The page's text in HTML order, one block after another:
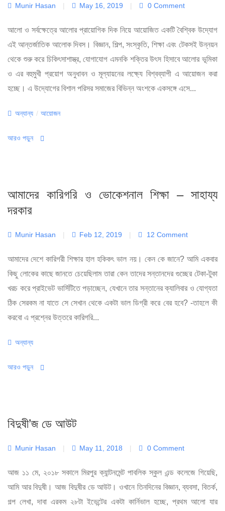
Munir Hasan | May 16, 2019 | 0 Comment
আলো ও সর্বক্ষেত্রে আলোর প্রায়োগিক দিক নিয়ে আয়োজিত একটি বৈশ্বিক উদ্যোগ
এই আন্তর্জাতিক আলোক দিবস। বিজ্ঞান, শিল্প, সংস্কৃতি, শিক্ষা এবং টেকসই উন্নয়ন
থেকে শুরু করে চিকিৎসাশাস্ত্র, যোগাযোগ এমনকি শক্তির উৎস হিসাবে আলোর ভূমিকা
ও এর বহুমুখী প্রয়োগ অনুধাবন ও মূল্যায়নের লক্ষ্যে বিশ্বব্যাপী এ আয়োজন করা
হচ্ছে। এ উদ্যোগের বিশাল পরিসর সমাজের বিভিন্ন অংশকে একসঙ্গে এসে...
Categories
অন্যান্য / আয়োজন
আরও পড়ুন
আমাদের কারিগরি ও ভোকেশনাল শিক্ষা – সাহায্য
দরকার
Munir Hasan | Feb 12, 2019 | 12 Comment
আমাদের দেশে কারিগরী শিক্ষার হাল হকিকৎ ভাল নয়। কেন কে জানে? আমি একবার
কিছু লোকের কাছে জানতে চেয়েছিলাম তারা কেন তাদের সন্তানদের গুচ্ছের টেকা-টুকা
খরচ করে প্রাইভেট ভার্সিটিতে পড়াচ্ছেন, যেখানে তার সন্তানের ক্যালিবার ও যোগ্যতা
ঠিক সেরকম না যাতে সে সেখান থেকে একটা ভাল ডিগ্রী করে বের হবে? -তাহলে কী
করবো এ প্রশ্নের উত্তরে কারিগরি...
Categories
অন্যান্য
আরও পড়ুন
বিদুষী’জ ডে আউট
Munir Hasan | May 11, 2018 | 0 Comment
আজ ১১ মে, ২০১৮ সকালে মিরপুর ক্যান্টনমেন্ট পাবলিক স্কুল এন্ড কলেজে গিয়েছি,
আমি আর বিদুষী। আজ বিদুষীর ডে আউট। ওখানে তিনদিনের বিজ্ঞান, ব্যবসা, বিতর্ক,
গল্প লেখা, দাবা এরকম ২৮টা ইভেন্টের একটা কার্নিভাল হচ্ছে, প্রথম আলো যার